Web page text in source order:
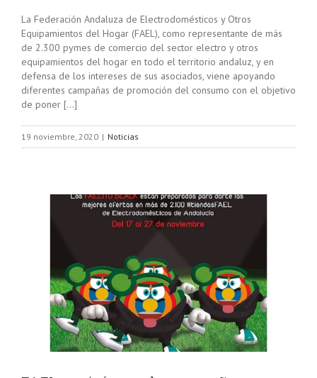
La Federación Andaluza de Electrodomésticos y Otros
Equipamientos del Hogar (FAEL), como representante de más
de 2.300 pymes de comercio del sector electro y otros
equipamientos del hogar en todo el territorio andaluz, y en
defensa de los intereses de sus asociados, viene apoyando
diferentes campañas de promoción del consumo con el objetivo
de poner […]
19 noviembre, 2020 | Noticias